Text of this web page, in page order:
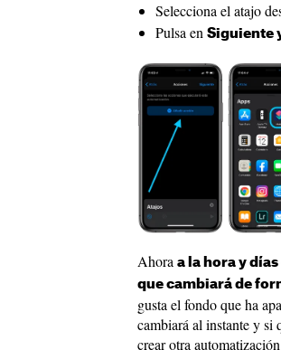
Selecciona el atajo
Pulsa en Siguiente
Ahora a la hora y
que cambiará de
gusta el fondo que ha
cambiará al instante y si
crear otra